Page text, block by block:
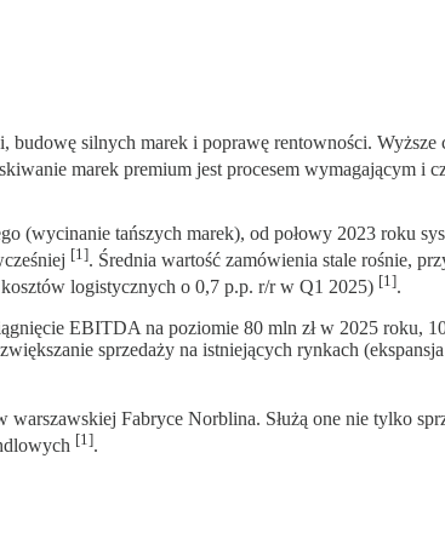
budowę silnych marek i poprawę rentowności.
marek premium jest procesem wymagającym i
tańszych marek), od połowy 2023 roku
[1]. Średnia wartość zamówienia stale rośnie,
logistycznych o 0,7 p.p. r/r w Q1 2025) [1].
EBITDA na poziomie 80 mln zł w 2025 roku,
sprzedaży na istniejących rynkach
Fabryce Norblina. Służą one nie tylko
[1].